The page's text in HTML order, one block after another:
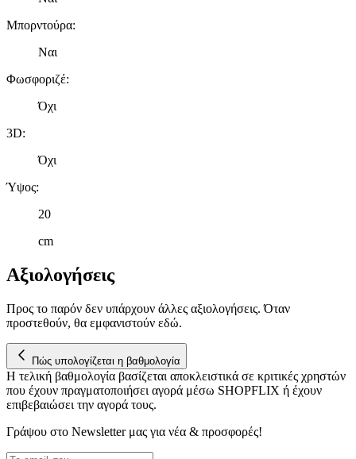
Μπορντούρα:
Ναι
Φωσφοριζέ:
Όχι
3D:
Όχι
Ύψος:
20
cm
Αξιολογήσεις
Προς το παρόν δεν υπάρχουν άλλες αξιολογήσεις. Όταν
προστεθούν, θα εμφανιστούν εδώ.
Πώς υπολογίζεται η βαθμολογία
Η τελική βαθμολογία βασίζεται αποκλειστικά σε κριτικές χρηστών
που έχουν πραγματοποιήσει αγορά μέσω SHOPFLIX ή έχουν
επιβεβαιώσει την αγορά τους.
Γράψου στο Νewsletter μας για νέα & προσφορές!